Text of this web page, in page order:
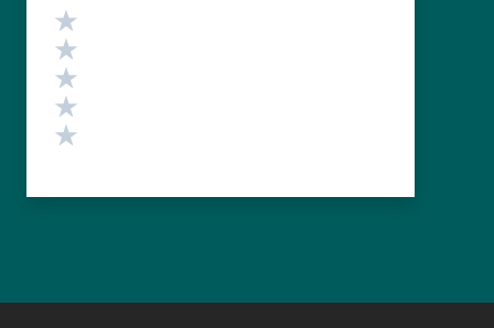
Valutazione